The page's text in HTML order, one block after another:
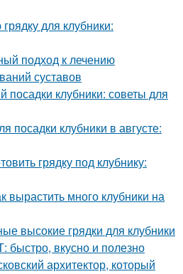
для клубники:
подход к лечению
суставов
посадки клубники: советы для
посадки клубники в августе:
грядку под клубнику:
вырастить много клубники на
высокие грядки для клубники
вкусно и полезно
архитектор, который